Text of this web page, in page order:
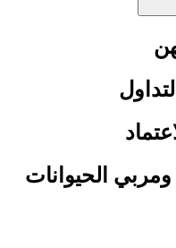
ومربي الحيوانات